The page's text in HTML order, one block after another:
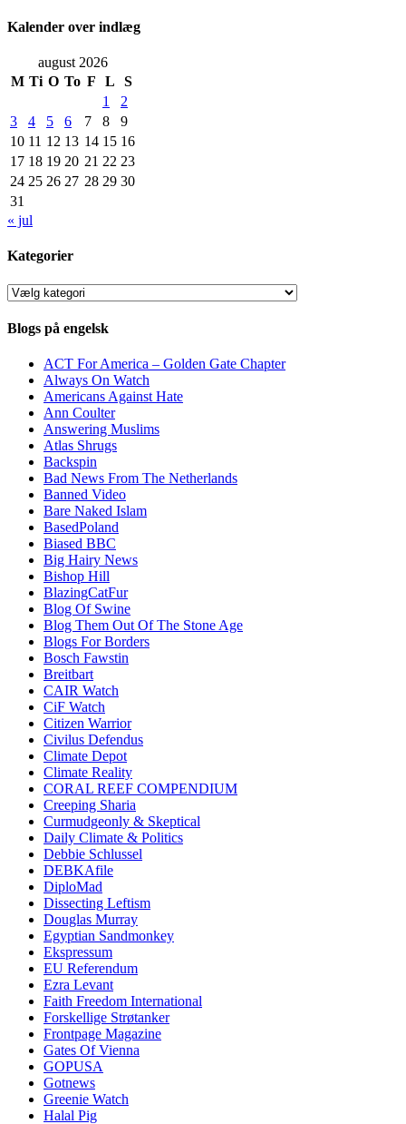
Kalender over indlæg
august 2026
M Ti O To F L
S
1
2
3
4 5 6 7 8
9
10 11 12 13 14 15 16
17 18 19 20 21 22 23
24 25 26 27 28 29 30
31
« jul
Kategorier
Kategorier
Blogs på engelsk
ACT For America – Golden Gate Chapter
Always On Watch
Americans Against Hate
Ann Coulter
Answering Muslims
Atlas Shrugs
Backspin
Bad News From The Netherlands
Banned Video
Bare Naked Islam
BasedPoland
Biased BBC
Big Hairy News
Bishop Hill
BlazingCatFur
Blog Of Swine
Blog Them Out Of The Stone Age
Blogs For Borders
Bosch Fawstin
Breitbart
CAIR Watch
CiF Watch
Citizen Warrior
Civilus Defendus
Climate Depot
Climate Reality
CORAL REEF COMPENDIUM
Creeping Sharia
Curmudgeonly & Skeptical
Daily Climate & Politics
Debbie Schlussel
DEBKAfile
DiploMad
Dissecting Leftism
Douglas Murray
Egyptian Sandmonkey
Ekspressum
EU Referendum
Ezra Levant
Faith Freedom International
Forskellige Strøtanker
Frontpage Magazine
Gates Of Vienna
GOPUSA
Gotnews
Greenie Watch
Halal Pig